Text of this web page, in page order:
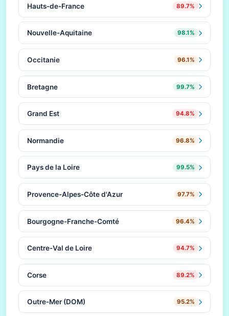
Hauts-de-France 89.7%
Nouvelle-Aquitaine 98.1%
Occitanie 96.1%
Bretagne 99.7%
Grand Est 94.8%
Normandie 96.8%
Pays de la Loire 99.5%
Provence-Alpes-Côte d'Azur 97.7%
Bourgogne-Franche-Comté 96.4%
Centre-Val de Loire 94.7%
Corse 89.2%
Outre-Mer (DOM) 95.2%